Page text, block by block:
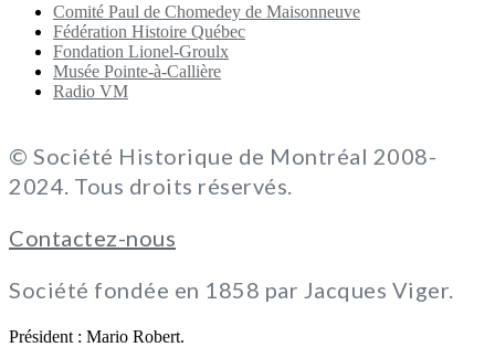
Comité Paul de Chomedey de Maisonneuve
Fédération Histoire Québec
Fondation Lionel-Groulx
Musée Pointe-à-Callière
Radio VM
© Société Historique de Montréal 2008-
2024. Tous droits réservés.
Contactez-nous
Société fondée en 1858 par Jacques Viger.
Président : Mario Robert.